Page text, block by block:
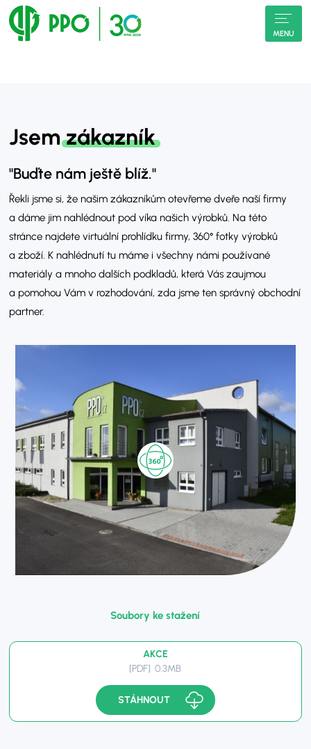
MENU
Jsemzákazník
"Buďte nám ještě blíž."
Řekli jsme si, že našim zákazníkům otevřeme dveře naší firmy
a dáme jim nahlédnout pod víka našich výrobků. Na této
stránce najdete virtuální prohlídku firmy, 360° fotky výrobků
a zboží. K nahlédnutí tu máme i všechny námi používané
materiály a mnoho dalších podkladů, která Vás zaujmou
a pomohou Vám v rozhodování, zda jsme ten správný obchodní
partner.
Soubory ke stažení
AKCE
[PDF] 0.3MB
STÁHNOUT